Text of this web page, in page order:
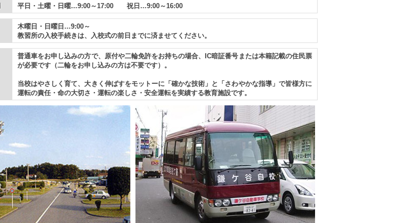
平日・土曜・日曜…9:00～17:00 祝日…9:00～16:00
木曜日・日曜日…9:00～
教習所の入校手続きは、入校式の前日までに済ませてください。
普通車をお申し込みの方で、原付や二輪免許をお持ちの場合、IC暗証番号または本籍記載の住民票
が必要です（二輪をお申し込みの方は不要です）。
当校はやさしく育て、大きく伸ばすをモットーに「確かな技術」と「さわやかな指導」で皆様方に
運転の責任・命の大切さ・運転の楽しさ・安全運転を実績する教育施設です。